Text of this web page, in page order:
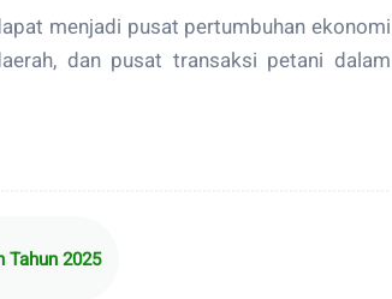
menjadi pusat pertumbuhan ekonomi
dan pusat transaksi petani dalam
Tahun 2025